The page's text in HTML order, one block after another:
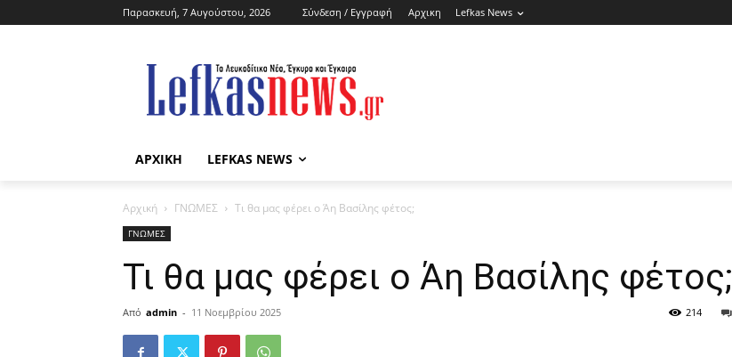
Παρασκευή, 7 Αυγούστου, 2026 Σύνδεση / Εγγραφή Αρχικη Lefkas News
ΑΡΧΙΚΗ LEFKAS NEWS
Αρχική ΓΝΩΜΕΣ Τι θα μας φέρει ο Άη Βασίλης φέτος;
ΓΝΩΜΕΣ
Τι θα μας φέρει ο Άη Βασίλης φέτος;
Από admin - 11 Νοεμβρίου 2025 214